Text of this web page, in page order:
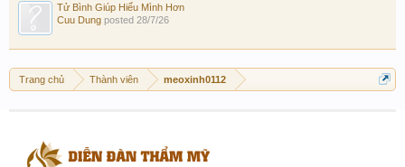
Tử Bình Giúp Hiểu Mình Hơn
Cuu Dung posted 28/7/26
Trang chủ Thành viên meoxinh0112